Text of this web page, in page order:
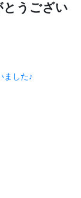
とうござい
ました♪